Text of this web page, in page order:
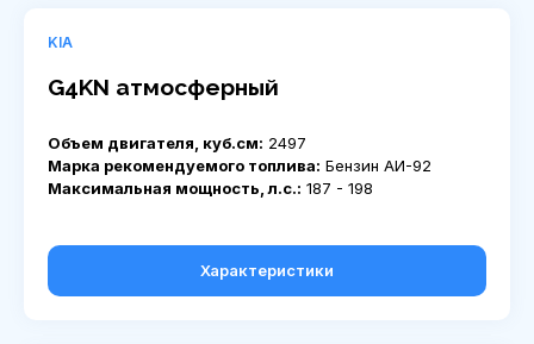
KIA
G4KN атмосферный
Объем двигателя, куб.см: 2497
Марка рекомендуемого топлива: Бензин АИ-92
Максимальная мощность, л.с.: 187 - 198
Характеристики